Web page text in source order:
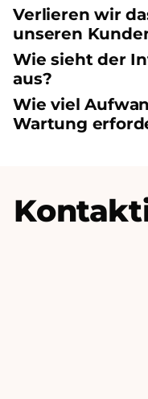
Verlieren wir
unseren
Wie sieht der
aus?
Wie viel
Wartung